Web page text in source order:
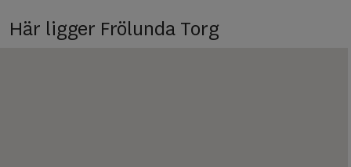
Här ligger Frölunda Torg